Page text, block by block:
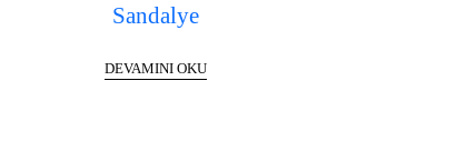
Sandalye
DEVAMINI OKU